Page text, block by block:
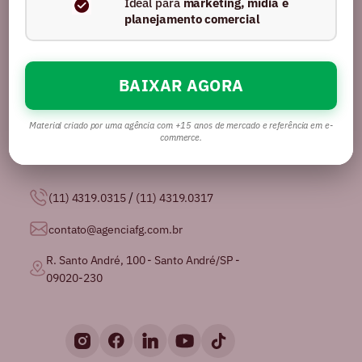
Somos uma agência com mais de 16 anos no
melhores agências de publicidade para se
trabalhar no Brasil.
(11) 4319.0315 / (11) 4319.0317
contato@agenciafg.com.br
R. Santo André, 100 - Santo André/SP -
09020-230
planejamento comercial
BAIXAR AGORA
Material criado por uma agência com +15 anos de mercado e referência em e-
commerce.